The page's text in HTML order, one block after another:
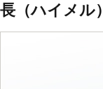
長（ハイメル）